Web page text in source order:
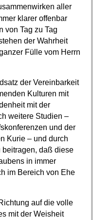
aller
klarer offenbar
von Tag zu Tag
der Wahrheit
Fülle vom Herrn
der Vereinbarkeit
Kulturen mit
mit der
weitere Studien –
und der
Kurie – und durch
daß diese
in immer
im Bereich von Ehe
auf die volle
mit der Weisheit